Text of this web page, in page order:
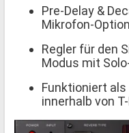
Pre-Delay &
Mikrofon-
Regler für den
Modus mit
Funktioniert
innerhalb von